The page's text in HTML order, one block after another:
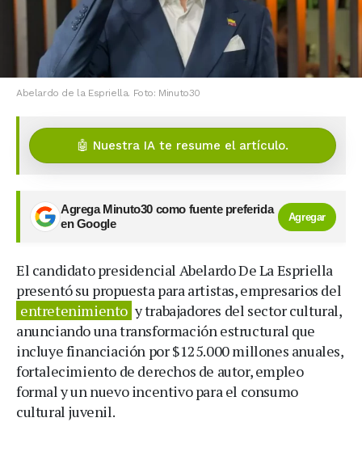
Abelardo de la Espriella. Foto: Minuto30
🤖 Nuestra IA te resume el artículo.
Agrega Minuto30 como fuente preferida
en Google
Agregar
El candidato presidencial Abelardo De La Espriella
presentó su propuesta para artistas, empresarios del
entretenimiento y trabajadores del sector cultural,
anunciando una transformación estructural que
incluye financiación por $125.000 millones anuales,
fortalecimiento de derechos de autor, empleo
formal y un nuevo incentivo para el consumo
cultural juvenil.